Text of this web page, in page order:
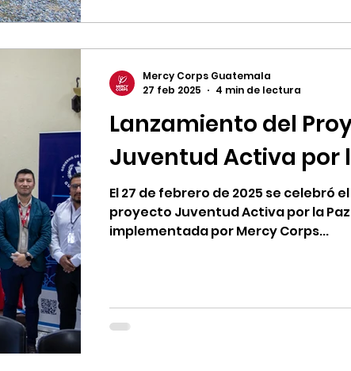
conflictos sociales, agrarios y
departamento.
Lanzamiento del
Juventud Activa por
El 27 de febrero de 2025 se celebró
proyecto Juventud Activa por la
implementada por Mercy Corps...
Mercy Corps Guatemala
27 feb 2025
4 min de lectura